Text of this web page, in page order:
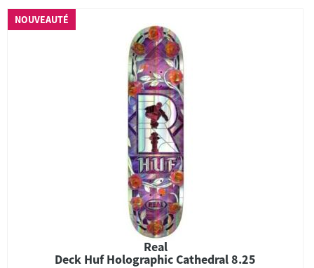
NOUVEAUTÉ
Real
Deck Huf Holographic Cathedral 8.25